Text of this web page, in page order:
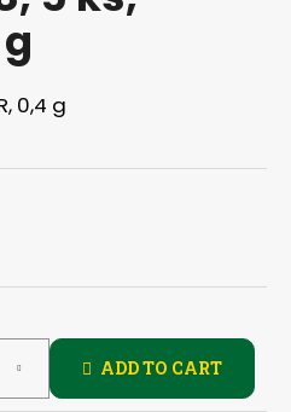
0,4 g
ADD TO CART